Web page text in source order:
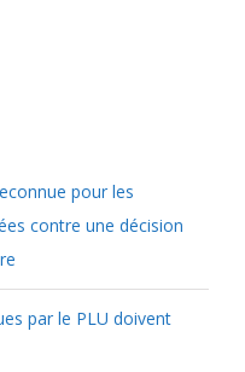
pour les
contre une décision
par le PLU doivent